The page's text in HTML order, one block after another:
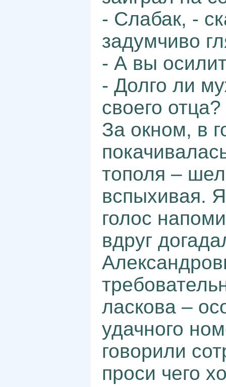
- Слабак, -
задумчиво
- А вы
- Долго ли
своего отца?
За окном, в
тополя –
вспыхивая.
голос
вдруг
ласкова –
удачного
говорили
проси чего